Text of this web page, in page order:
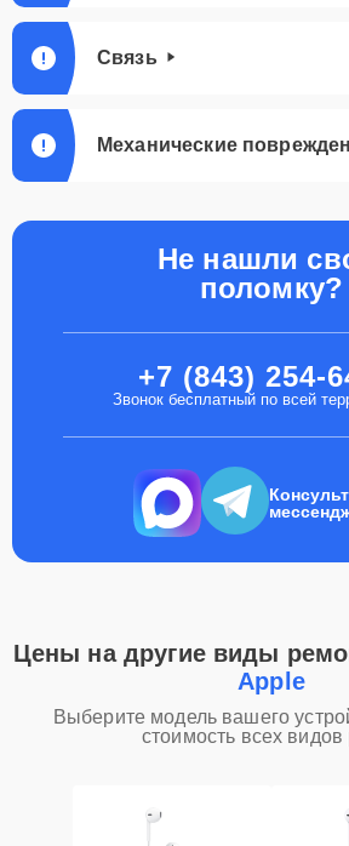
Связь
Механические
Не нашли
поломку?
+7 (843) 254-
Звонок бесплатный по всей
Цены на другие виды
Apple
Выберите модель вашего
стоимость всех видов